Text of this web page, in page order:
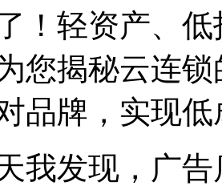
！轻资产、
您揭秘云连
品牌，实现
我发现，广